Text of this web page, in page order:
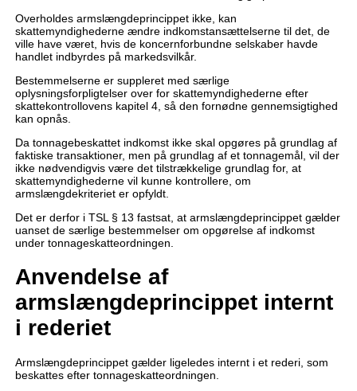
Overholdes armslængdeprincippet ikke, kan
skattemyndighederne ændre indkomstansættelserne til det, de
ville have været, hvis de koncernforbundne selskaber havde
handlet indbyrdes på markedsvilkår.
Bestemmelserne er suppleret med særlige
oplysningsforpligtelser over for skattemyndighederne efter
skattekontrollovens kapitel 4, så den fornødne gennemsigtighed
kan opnås.
Da tonnagebeskattet indkomst ikke skal opgøres på grundlag af
faktiske transaktioner, men på grundlag af et tonnagemål, vil der
ikke nødvendigvis være det tilstrækkelige grundlag for, at
skattemyndighederne vil kunne kontrollere, om
armslængdekriteriet er opfyldt.
Det er derfor i TSL § 13 fastsat, at armslængdeprincippet gælder
uanset de særlige bestemmelser om opgørelse af indkomst
under tonnageskatteordningen.
Anvendelse af
armslængdeprincippet internt
i rederiet
Armslængdeprincippet gælder ligeledes internt i et rederi, som
beskattes efter tonnageskatteordningen.